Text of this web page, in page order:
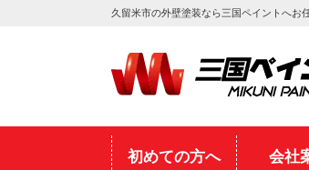
久留米市の外壁塗装なら三国ペイントへお
初めての方へ 会社